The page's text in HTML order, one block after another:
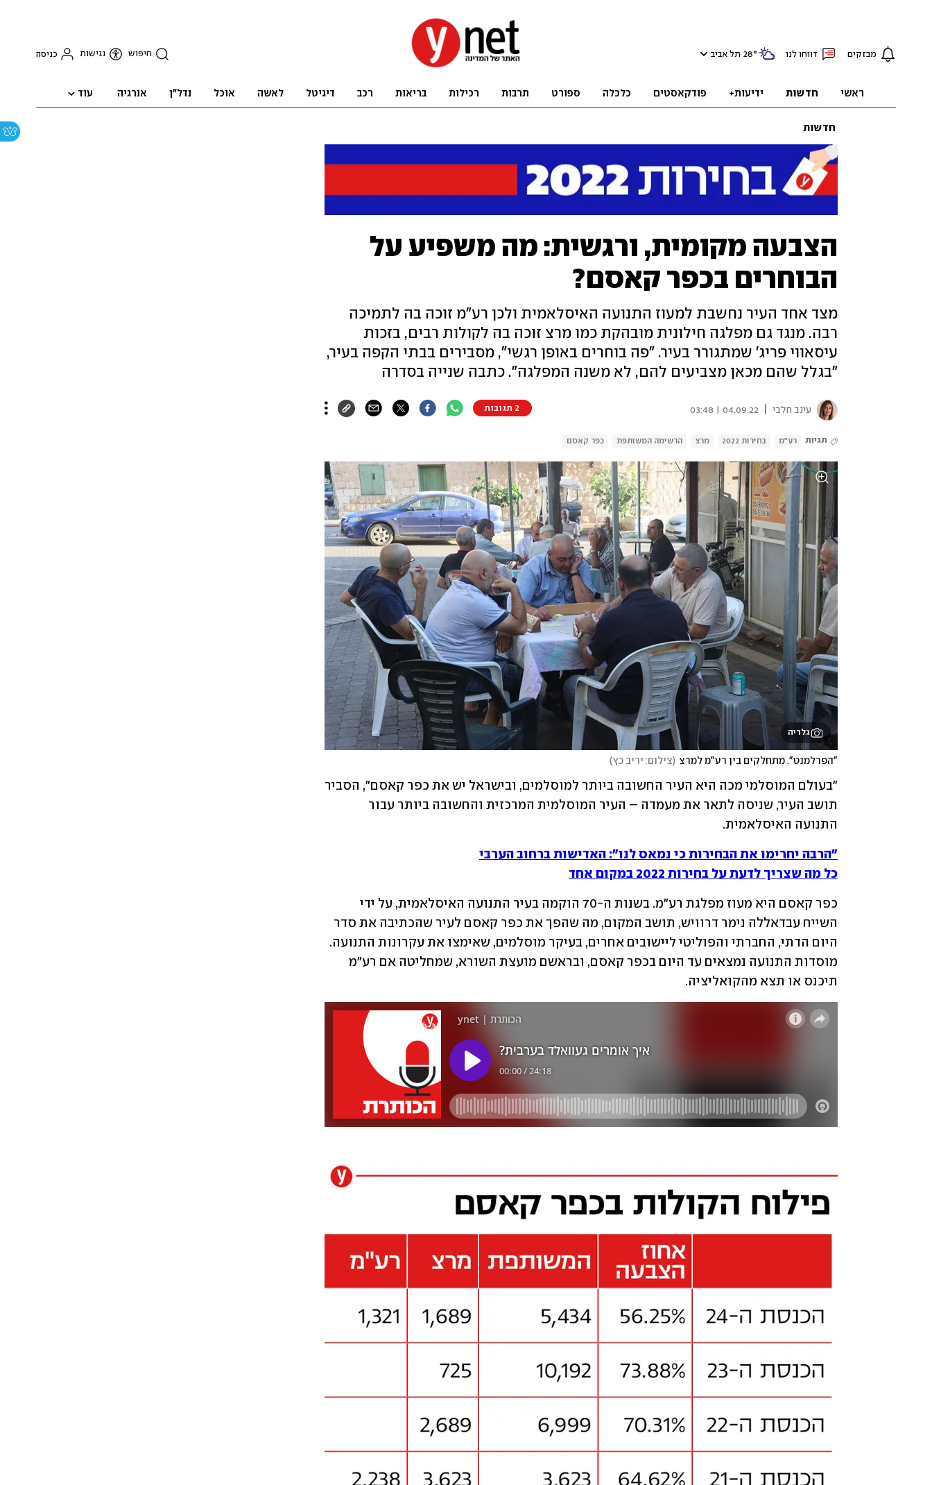
מבזקים דווחו לנו 28° תל אביב חיפוש נגישות כניסה
ראשי חדשות ידיעות+ פודקאסטים כלכלה ספורט תרבות רכילות בריאות רכב דיגיטל לאשה אוכל נדל"ן אנרגיה עוד
חדשות
הצבעה מקומית, ורגשית: מה משפיע על
הבוחרים בכפר קאסם?
מצד אחד העיר נחשבת למעוז התנועה האיסלאמית ולכן רע"מ זוכה בה לתמיכה
רבה. מנגד גם מפלגה חילונית מובהקת כמו מרצ זוכה בה לקולות רבים, בזכות
עיסאווי פריג' שמתגורר בעיר. "פה בוחרים באופן רגשי", מסבירים בבתי הקפה בעיר,
"בגלל שהם מכאן מצביעים להם, לא משנה המפלגה". כתבה שנייה בסדרה
עינב חלבי 04.09.22 | 03:48 2 תגובות
תגיות רע"מ בחירות 2022 מרצ הרשימה המשותפת כפר קאסם
גלריה
"הפרלמנט". מתחלקים בין רע"מ למרצ (צילום: יריב כץ)
התנועה האיסלאמית.
"הרבה יחרימו את הבחירות כי נמאס לנו": האדישות ברחוב הערבי
כל מה שצריך לדעת על בחירות 2022 במקום אחד
תיכנס או תצא מהקואליציה.